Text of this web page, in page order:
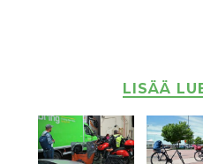
LISÄÄ